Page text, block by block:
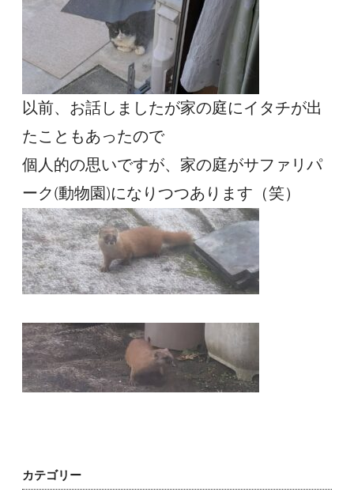
以前、お話しましたが家の庭にイタチが出
たこともあったので
個人的の思いですが、家の庭がサファリパ
ーク(動物園)になりつつあります（笑）
カテゴリー